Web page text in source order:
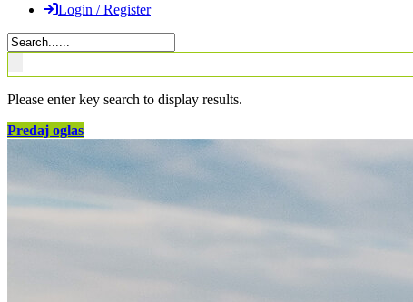
Login / Register
Please enter key search to display results.
Predaj oglas